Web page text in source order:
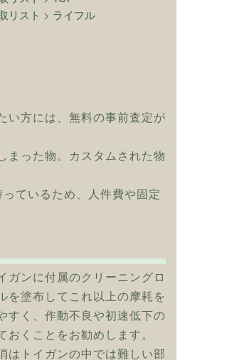
リスト > ライフル
い方には、無料の事前査定が
まった物。カスタムされた物
ているため、人件費や固定
ガンに付属のクリーニングロ
を塗布してこれ以上の摩耗を
すく、作動不良や初速低下の
くことをお勧めします。
はトイガンの中では難しい部